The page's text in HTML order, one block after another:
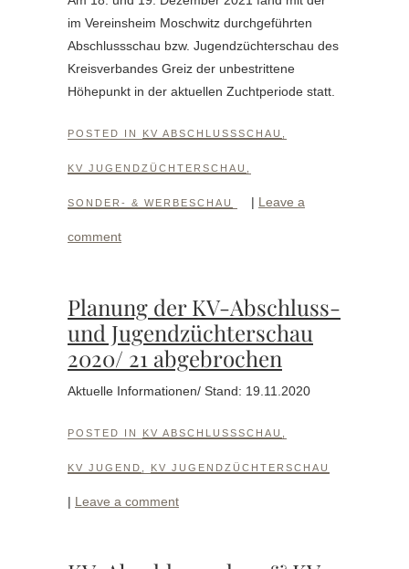
im Vereinsheim Moschwitz durchgeführten
Abschlussschau bzw. Jugendzüchterschau des
Kreisverbandes Greiz der unbestrittene
Höhepunkt in der aktuellen Zuchtperiode statt.
POSTED IN KV ABSCHLUSSSCHAU
KV JUGENDZÜCHTERSCHAU
SONDER- & WERBESCHAU | Leave a
comment
Planung der KV-Abschluss-
und Jugendzüchterschau
2020/ 21 abgebrochen
Aktuelle Informationen/ Stand: 19.11.2020
POSTED IN KV ABSCHLUSSSCHAU
KV JUGEND KV JUGENDZÜCHTERSCHAU
| Leave a comment